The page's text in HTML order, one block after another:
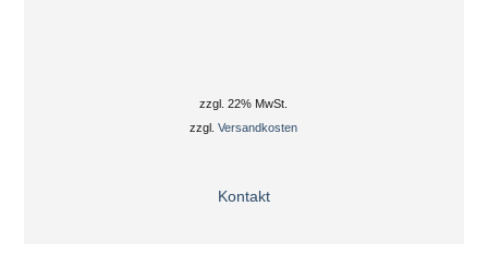
zzgl. 22% MwSt.
zzgl.Versandkosten
Kontakt